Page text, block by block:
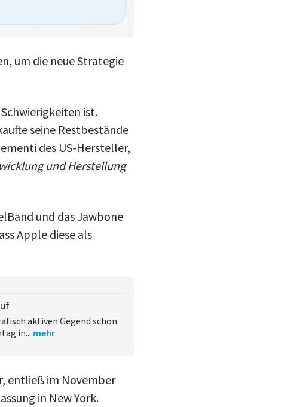
um die neue Strategie
ist.
seine Restbestände
des US-Hersteller,
und Herstellung
und das Jawbone
Apple diese als
aktiven Gegend schon
in... mehr
entließ im November
in New York.